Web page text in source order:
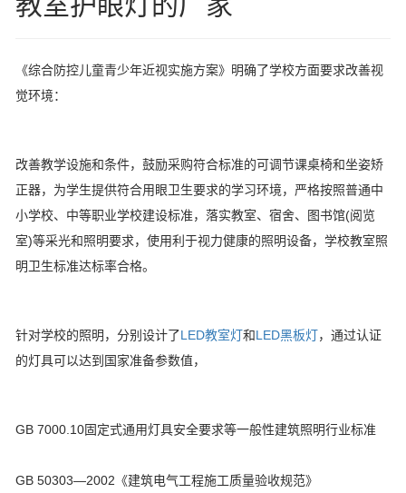
《综合防控儿童青少年近视实施方案》明确了学校方面要求改善视
觉环境：
改善教学设施和条件，鼓励采购符合标准的可调节课桌椅和坐姿矫
正器，为学生提供符合用眼卫生要求的学习环境，严格按照普通中
小学校、中等职业学校建设标准，落实教室、宿舍、图书馆(阅览
室)等采光和照明要求，使用利于视力健康的照明设备，学校教室照
明卫生标准达标率合格。
针对学校的照明，分别设计了LED教室灯和LED黑板灯，通过认证
的灯具可以达到国家准备参数值，
GB 7000.10固定式通用灯具安全要求等一般性建筑照明行业标准
GB 50303—2002《建筑电气工程施工质量验收规范》